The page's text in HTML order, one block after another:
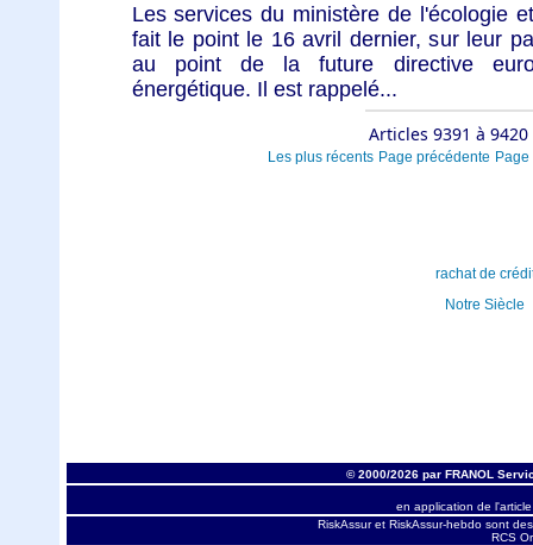
Les services du ministère de l'écologie
fait le point le 16 avril dernier, sur leur
au point de la future directive
énergétique. Il est rappelé...
Articles 9391 à
Les plus récents Page précédente Page
rachat de
Notre Siècle
© 2000/2026 par FRANOL
en application de
RiskAssur et RiskAssur-hebdo sont
RCS